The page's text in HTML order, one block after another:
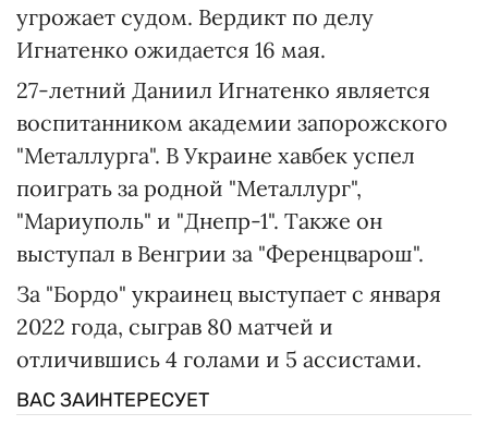
угрожает судом. Вердикт по делу
Игнатенко ожидается 16 мая.
27-летний Даниил Игнатенко является
воспитанником академии запорожского
"Металлурга". В Украине хавбек успел
поиграть за родной "Металлург",
"Мариуполь" и "Днепр-1". Также он
выступал в Венгрии за "Ференцварош".
За "Бордо" украинец выступает с января
2022 года, сыграв 80 матчей и
отличившись 4 голами и 5 ассистами.
ВАС ЗАИНТЕРЕСУЕТ